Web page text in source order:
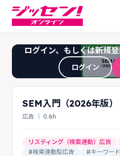
ログイン、もしくは新規
ログイン
SEM入門（2026年版）
広告 ｜ 0.6h
リスティング（検索連動）広告
#検索連動型広告
#キーワー